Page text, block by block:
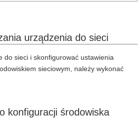
urządzenia do sieci
do sieci i skonfigurować ustawienia
sieciowym, należy wykonać
konfiguracji środowiska